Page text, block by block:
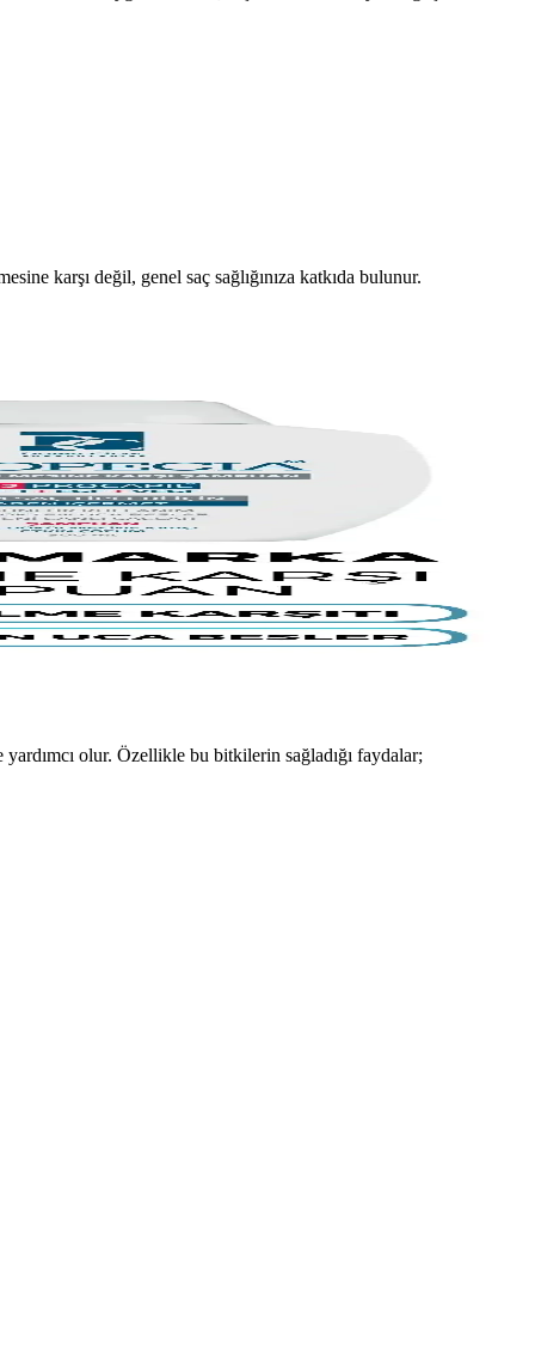
karşı değil, genel saç sağlığınıza katkıda bulunur.
ve ürün özelliklerini keşfedin.
içerikler.
olur. Özellikle bu bitkilerin sağladığı faydalar;